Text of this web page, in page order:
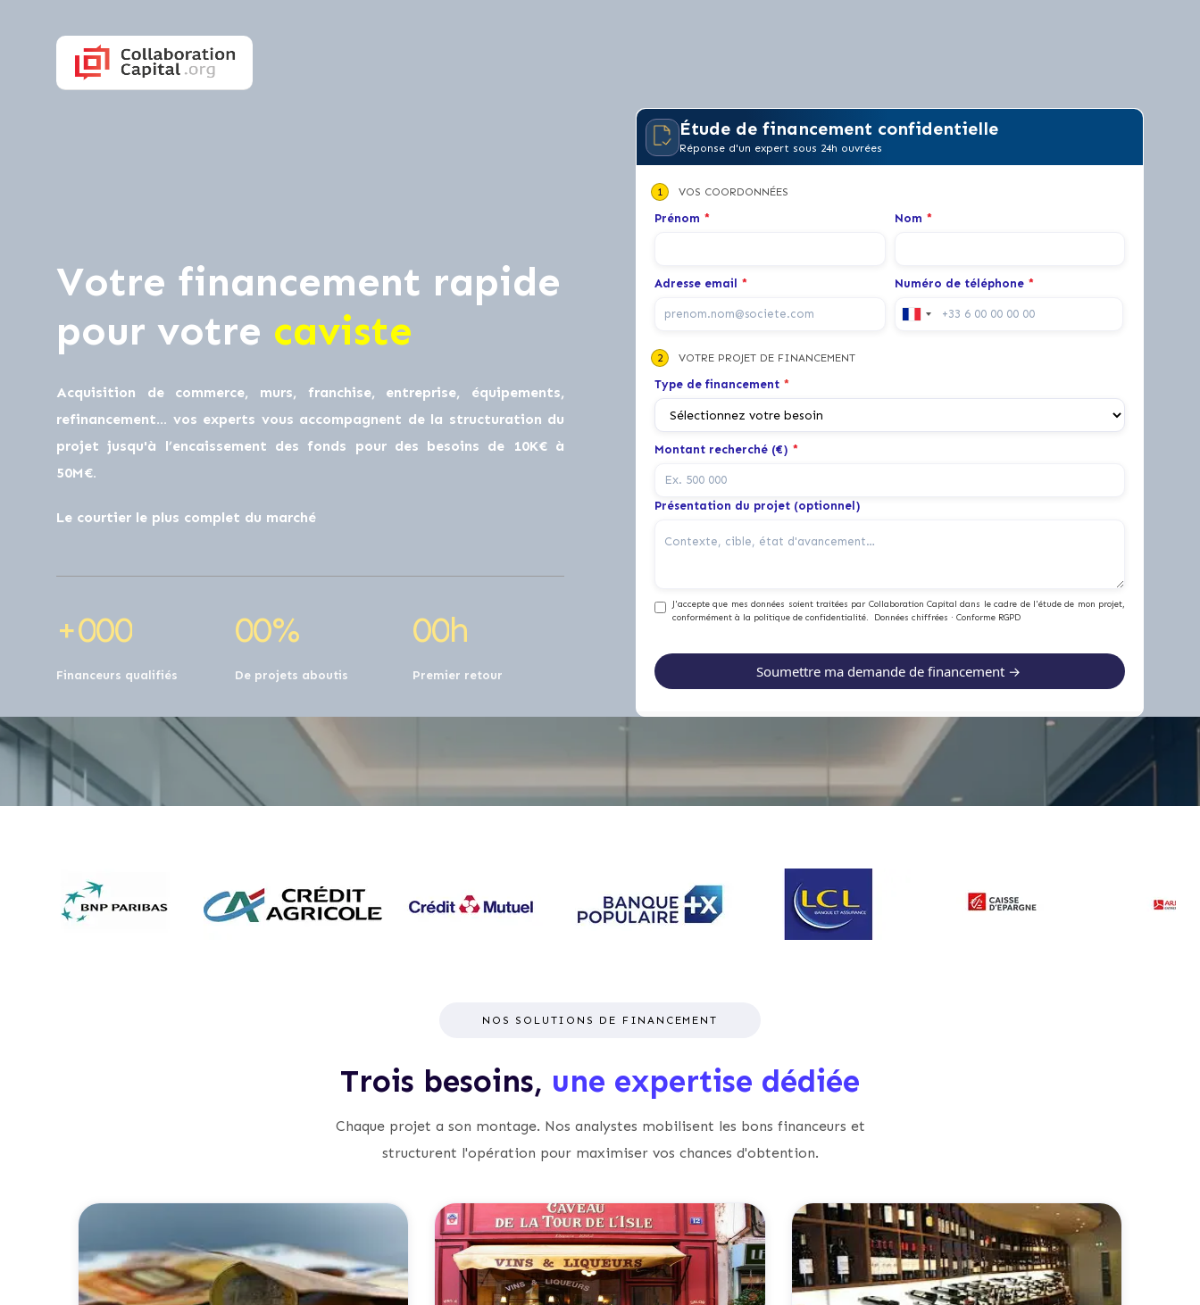
Votre financement rapide
pour votre caviste
Acquisition de commerce, murs, franchise, entreprise, équipements,
refinancement… vos experts vous accompagnent de la structuration du
projet jusqu'à l’encaissement des fonds pour des besoins de 10K€ à
50M€.
Le courtier le plus complet du marché
+0
2
0
0
5
0
0
Financeurs qualifiés
0
2
0
0%
De projets aboutis
0
2
0
0
4
h
Premier retour
Étude de financement confidentielle
Réponse d'un expert sous 24h ouvrées
1 VOS COORDONNÉES
Prénom * Nom *
Adresse email * Numéro de téléphone *
2 VOTRE PROJET DE FINANCEMENT
Type de financement *
Montant recherché (€) *
Présentation du projet (optionnel)
J'accepte que mes données soient traitées par Collaboration Capital dans le cadre de l'étude de mon projet,
conformément à la politique de confidentialité. Données chiffrées · Conforme RGPD
NOS SOLUTIONS DE FINANCEMENT
Trois besoins, une expertise dédiée
Chaque projet a son montage. Nos analystes mobilisent les bons financeurs et
structurent l'opération pour maximiser vos chances d'obtention.